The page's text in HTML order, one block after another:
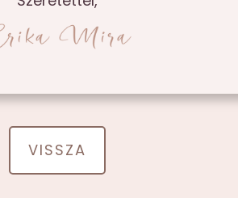
VISSZA